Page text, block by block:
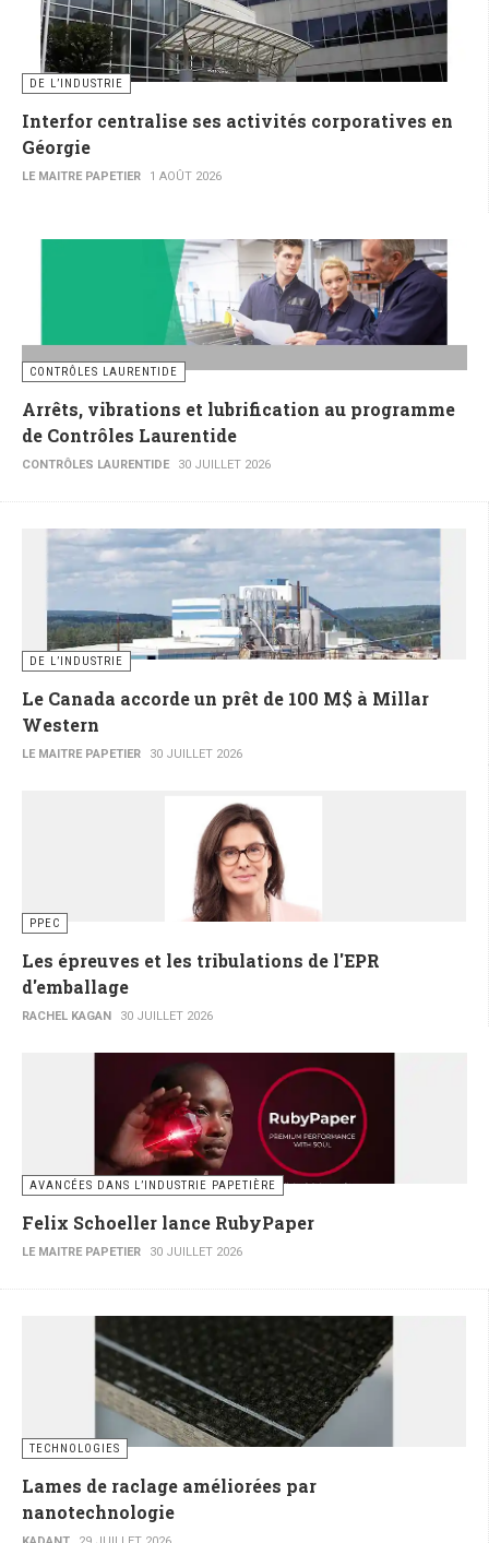
DE L’INDUSTRIE
Interfor centralise ses activités corporatives en
Géorgie
LE MAITRE PAPETIER 1 AOÛT 2026
CONTRÔLES LAURENTIDE
Arrêts, vibrations et lubrification au programme
de Contrôles Laurentide
CONTRÔLES LAURENTIDE 30 JUILLET 2026
DE L’INDUSTRIE
Le Canada accorde un prêt de 100 M$ à Millar
Western
LE MAITRE PAPETIER 30 JUILLET 2026
PPEC
Les épreuves et les tribulations de l'EPR
d'emballage
RACHEL KAGAN 30 JUILLET 2026
AVANCÉES DANS L’INDUSTRIE PAPETIÈRE
Felix Schoeller lance RubyPaper
LE MAITRE PAPETIER 30 JUILLET 2026
TECHNOLOGIES
Lames de raclage améliorées par
nanotechnologie